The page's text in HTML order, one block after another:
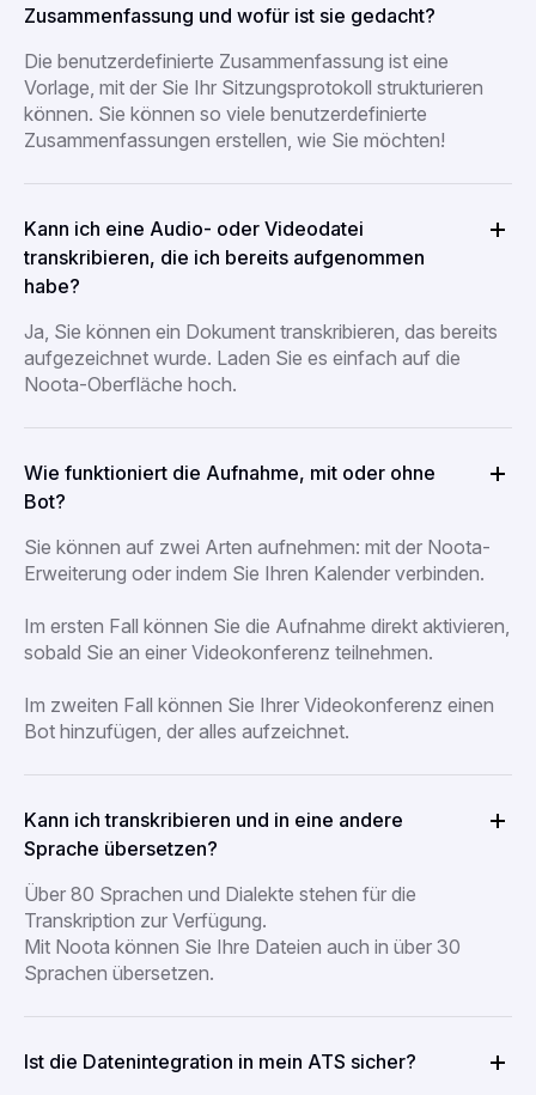
Zusammenfassung und wofür ist sie gedacht?
Die benutzerdefinierte Zusammenfassung ist eine
Vorlage, mit der Sie Ihr Sitzungsprotokoll strukturieren
können. Sie können so viele benutzerdefinierte
Zusammenfassungen erstellen, wie Sie möchten!
Kann ich eine Audio- oder Videodatei
transkribieren, die ich bereits aufgenommen
habe?
Ja, Sie können ein Dokument transkribieren, das bereits
aufgezeichnet wurde. Laden Sie es einfach auf die
Noota-Oberfläche hoch.
Wie funktioniert die Aufnahme, mit oder ohne
Bot?
Sie können auf zwei Arten aufnehmen: mit der Noota-
Erweiterung oder indem Sie Ihren Kalender verbinden.
Im ersten Fall können Sie die Aufnahme direkt aktivieren,
sobald Sie an einer Videokonferenz teilnehmen.
Im zweiten Fall können Sie Ihrer Videokonferenz einen
Bot hinzufügen, der alles aufzeichnet.
Kann ich transkribieren und in eine andere
Sprache übersetzen?
Über 80 Sprachen und Dialekte stehen für die
Transkription zur Verfügung.
Mit Noota können Sie Ihre Dateien auch in über 30
Sprachen übersetzen.
Ist die Datenintegration in mein ATS sicher?